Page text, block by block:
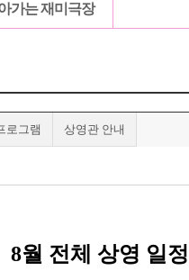
가는 재미극장
로그램 상영관 안내
8월 전체 상영 일정